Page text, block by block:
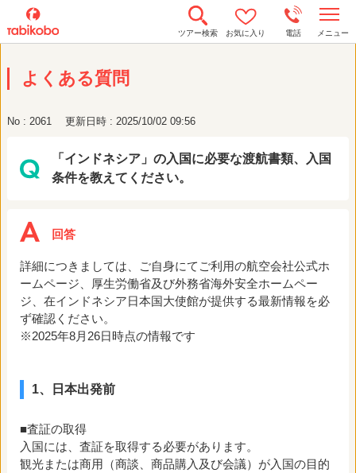
ツアー検索 お気に入り 電話 メニュー
o
a
よくある質問
No : 2061 更新日時 : 2025/10/02 09:56
「インドネシア」の入国に必要な渡航書類、入国
条件を教えてください。
詳細につきましては、ご自身にてご利用の航空会社公式ホ
ームページ、厚生労働省及び外務省海外安全ホームペー
ジ、在インドネシア日本国大使館が提供する最新情報を必
ず確認ください。
※2025年8月26日時点の情報です
1、日本出発前
■査証の取得
入国には、査証を取得する必要があります。
観光または商用（商談、商品購入及び会議）が入国の目的